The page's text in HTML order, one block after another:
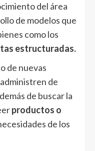
del área
de modelos que
como los
estructuradas.
de nuevas
de
de buscar la
productos o
de los